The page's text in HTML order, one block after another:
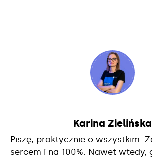
Karina Zielińska
Piszę, praktycznie o wszystkim.
sercem i na 100%. Nawet